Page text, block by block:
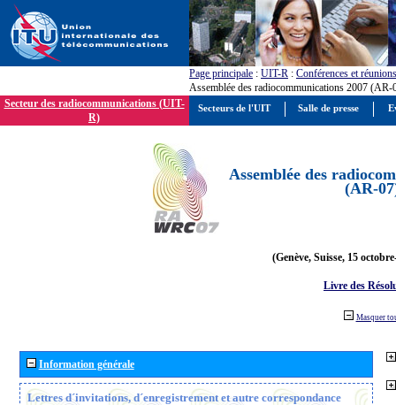
Page principale : UIT-R : Conférences et réunions
Assemblée des radiocommunications 2007 (AR-
Secteur des radiocommunications (UIT-
R)
Assemblée des
(AR-
(Genève, Suisse, 15
Livre des
Masquer
Information générale
Lettres d´invitations, d´enregistrement et autre correspondance
Secteurs de l'UIT Salle de presse